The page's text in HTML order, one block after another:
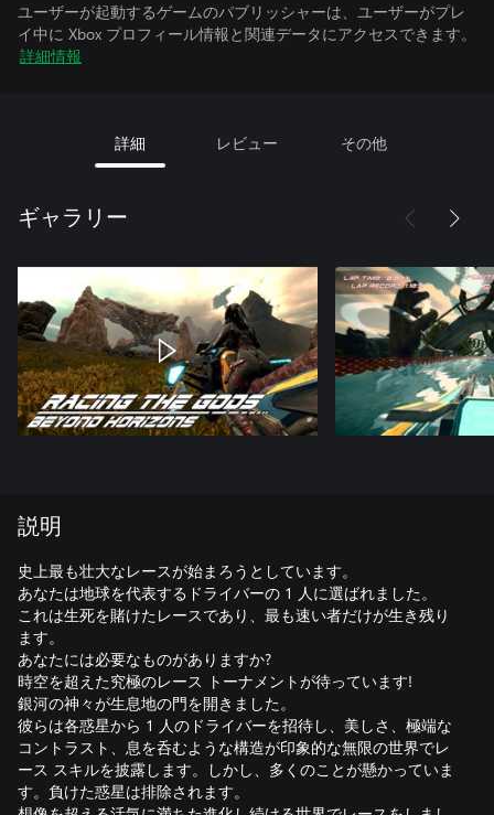
ユーザーが起動するゲームのパブリッシャーは、ユーザーがプレ
イ中に Xbox プロフィール情報と関連データにアクセスできます。
詳細情報
詳細 レビュー その他
ギャラリー
説明
史上最も壮大なレースが始まろうとしています。
あなたは地球を代表するドライバーの 1 人に選ばれました。
これは生死を賭けたレースであり、最も速い者だけが生き残り
ます。
あなたには必要なものがありますか?
時空を超えた究極のレース トーナメントが待っています!
銀河の神々が生息地の門を開きました。
彼らは各惑星から 1 人のドライバーを招待し、美しさ、極端な
コントラスト、息を呑むような構造が印象的な無限の世界でレ
ース スキルを披露します。しかし、多くのことが懸かっていま
す。負けた惑星は排除されます。